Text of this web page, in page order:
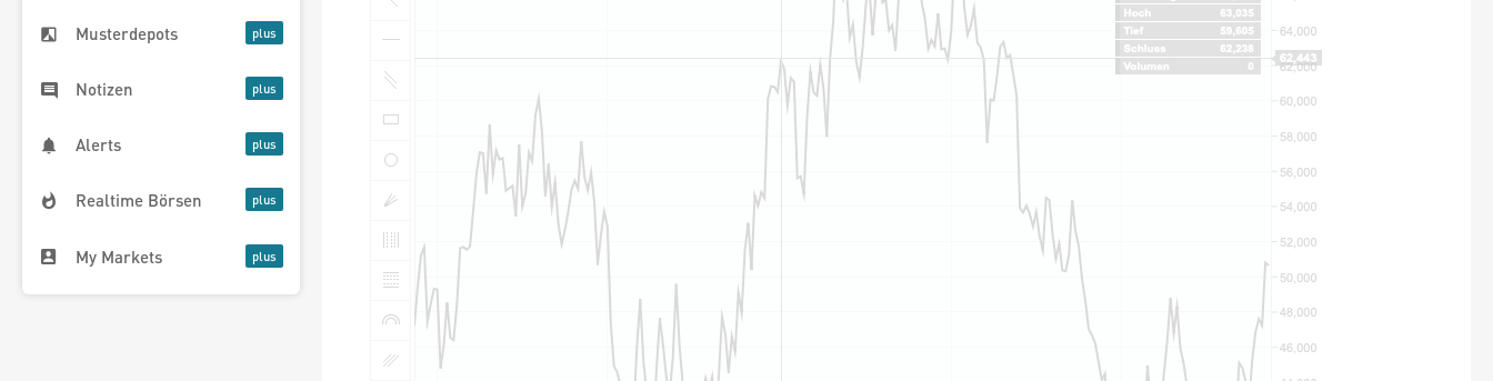
Musterdepots
Notizen
Alerts
Realtime Börsen
My Markets